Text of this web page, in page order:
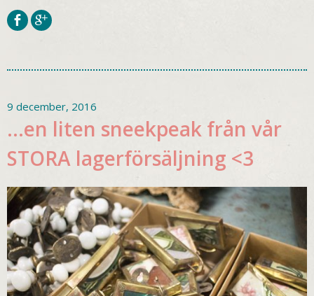
9 december, 2016
…en liten sneekpeak från vår
STORA lagerförsäljning <3